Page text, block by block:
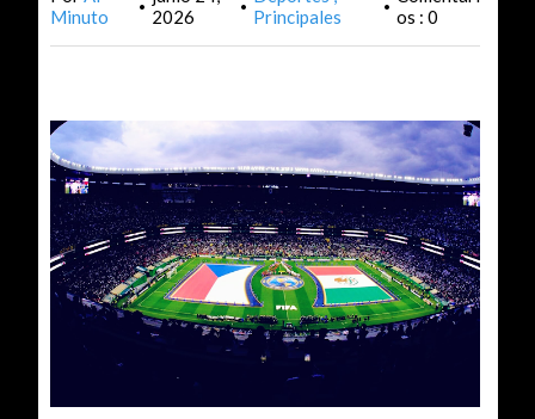
Minuto
• 2026
• Principales
• os : 0